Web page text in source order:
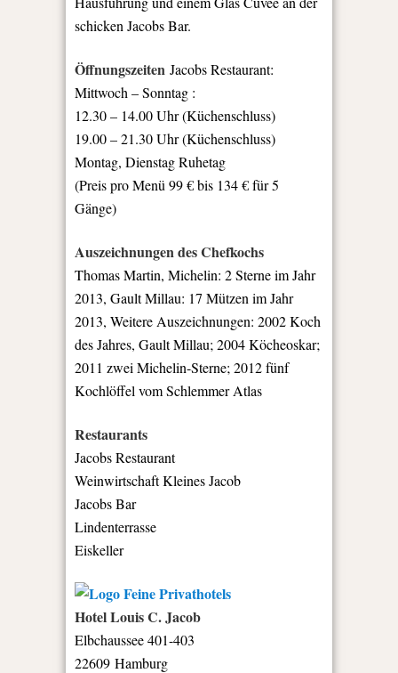
schicken Jacobs Bar.
Öffnungszeiten Jacobs Restaurant:
Mittwoch – Sonntag :
12.30 – 14.00 Uhr (Küchenschluss)
19.00 – 21.30 Uhr (Küchenschluss)
Montag, Dienstag Ruhetag
(Preis pro Menü 99 € bis 134 € für 5
Gänge)
Auszeichnungen des Chefkochs
Thomas Martin, Michelin: 2 Sterne im Jahr
2013, Gault Millau: 17 Mützen im Jahr
2013, Weitere Auszeichnungen: 2002 Koch
des Jahres, Gault Millau; 2004 Köcheoskar;
2011 zwei Michelin-Sterne; 2012 fünf
Kochlöffel vom Schlemmer Atlas
Restaurants
Jacobs Restaurant
Weinwirtschaft Kleines Jacob
Jacobs Bar
Lindenterrasse
Eiskeller
Hotel Louis C. Jacob
Elbchaussee 401-403
22609 Hamburg